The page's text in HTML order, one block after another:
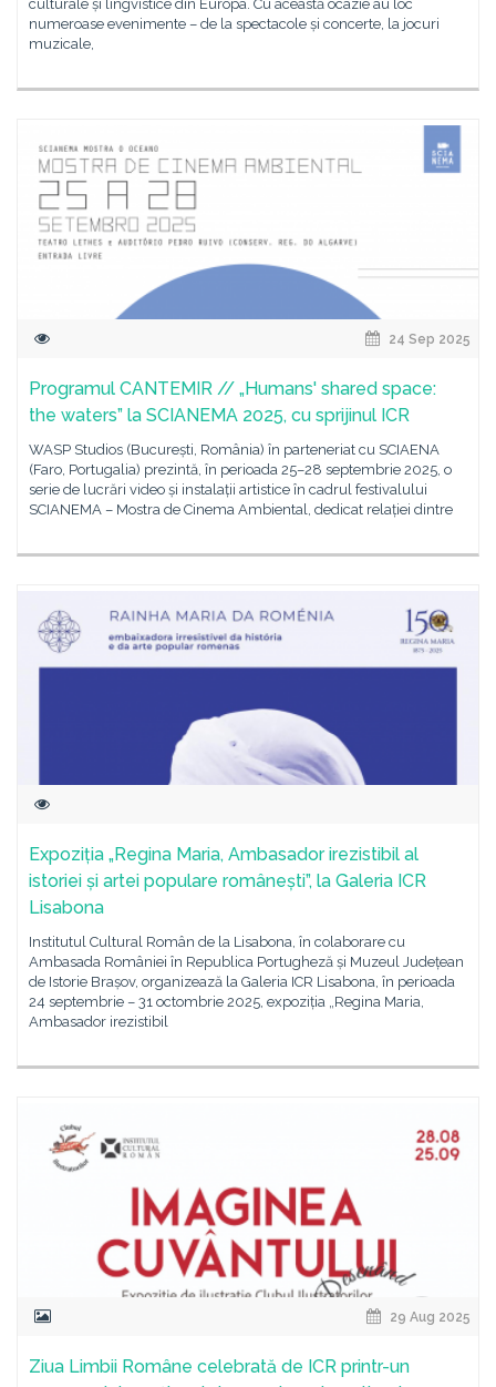
culturale și lingvistice din Europa. Cu această ocazie au loc
numeroase evenimente – de la spectacole și concerte, la jocuri
muzicale,
24 Sep 2025
Programul CANTEMIR // „Humans' shared space:
the waters” la SCIANEMA 2025, cu sprijinul ICR
WASP Studios (București, România) în parteneriat cu SCIAENA
(Faro, Portugalia) prezintă, în perioada 25–28 septembrie 2025, o
serie de lucrări video și instalații artistice în cadrul festivalului
SCIANEMA – Mostra de Cinema Ambiental, dedicat relației dintre
Expoziția „Regina Maria, Ambasador irezistibil al
istoriei și artei populare românești”, la Galeria ICR
Lisabona
Institutul Cultural Român de la Lisabona, în colaborare cu
Ambasada României în Republica Portugheză și Muzeul Județean
de Istorie Brașov, organizează la Galeria ICR Lisabona, în perioada
24 septembrie – 31 octombrie 2025, expoziția „Regina Maria,
Ambasador irezistibil
29 Aug 2025
Ziua Limbii Române celebrată de ICR printr-un